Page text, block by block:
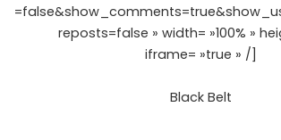
reposts=false » width= »100% »
iframe= »true » /]
Black Belt